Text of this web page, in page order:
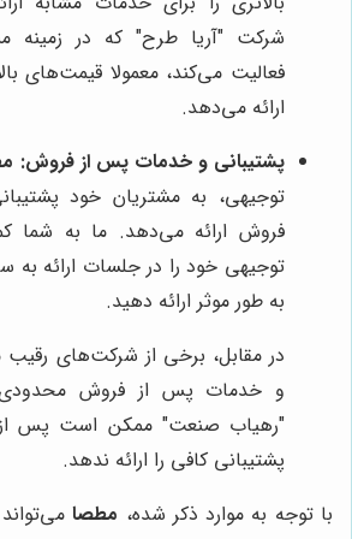
شرکت "آریا طرح" که در زمینه
فعالیت می‌کند، معمولا قیمت‌های
ارائه می‌دهد.
پشتیبانی و خدمات پس از فروش:
توجیهی، به مشتریان خود
فروش ارائه می‌دهد. ما به شما
توجیهی خود را در جلسات ارائه به
به طور موثر ارائه دهید.
در مقابل، برخی از شرکت‌های
و خدمات پس از فروش محدودی
"رهیاب صنعت" ممکن است پس از
پشتیبانی کافی را ارائه ندهد.
با توجه به موارد ذکر شده، مطصا